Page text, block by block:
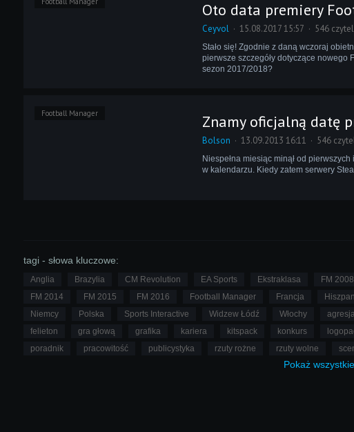
Oto data premiery
Ceyvol 15.08.2017 15:57 546
Stało się! Zgodnie z daną wczoraj
pierwsze szczegóły dotyczące
sezon 2017/2018?
Football Manager Znamy oficjalną datę
Bolson 13.09.2013 16:11 546
Niespełna miesiąc minął od
w kalendarzu. Kiedy zatem serwery
tagi - słowa kluczowe:
Anglia Brazylia CM Revolution EA Sports Ekstraklasa FM 2008
FM 2014
FM 2015 FM 2016 Football Manager Francja
Niemcy
Polska Sports Interactive Widzew Łódź Włochy agresja
felieton
gra głową grafika kariera kitspack konkurs
poradnik
pracowitość publicystyka rzuty rożne rzuty wolne
Pokaż wszystkie